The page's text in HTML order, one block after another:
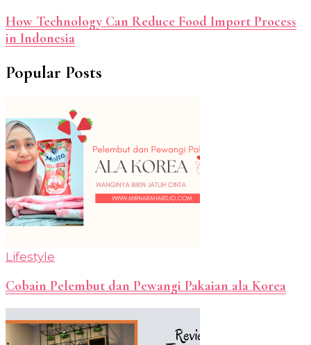
How Technology Can Reduce Food Import Process
in Indonesia
Popular Posts
Lifestyle
Cobain Pelembut dan Pewangi Pakaian ala Korea